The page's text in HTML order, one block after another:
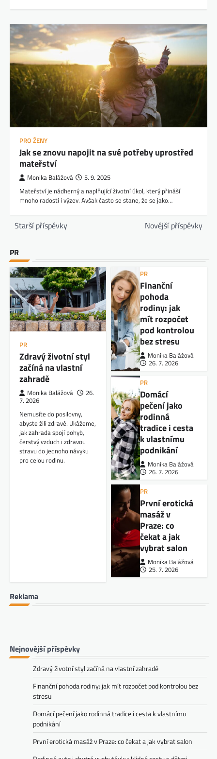
PRO ŽENY
Jak se znovu napojit na své potřeby uprostřed
mateřství
Monika Balážová 5. 9. 2025
Mateřství je nádherný a naplňující životní úkol, který přináší
mnoho radosti i výzev. Avšak často se stane, že se jako…
Starší příspěvky Novější příspěvky
PR
PR
Zdravý životní styl
začíná na vlastní
zahradě
Monika Balážová
26.
7. 2026
Nemusíte do posilovny,
abyste žili zdravě. Ukážeme,
jak zahrada spojí pohyb,
čerstvý vzduch i zdravou
stravu do jednoho návyku
pro celou rodinu.
PR
Finanční
pohoda
rodiny: jak
mít rozpočet
pod kontrolou
bez stresu
Monika Balážová
26. 7. 2026
PR
Domácí
pečení jako
rodinná
tradice i cesta
k vlastnímu
podnikání
Monika Balážová
26. 7. 2026
PR
První erotická
masáž v
Praze: co
čekat a jak
vybrat salon
Monika Balážová
25. 7. 2026
Reklama
Nejnovější příspěvky
Zdravý životní styl začíná na vlastní zahradě
Finanční pohoda rodiny: jak mít rozpočet pod kontrolou bez
stresu
Domácí pečení jako rodinná tradice i cesta k vlastnímu
podnikání
První erotická masáž v Praze: co čekat a jak vybrat salon